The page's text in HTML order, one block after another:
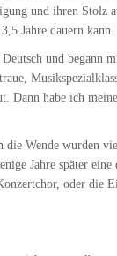
und ihren Stolz
Jahre dauern kann.
und begann
Dann habe ich
Wende wurden
Jahre später
oder die